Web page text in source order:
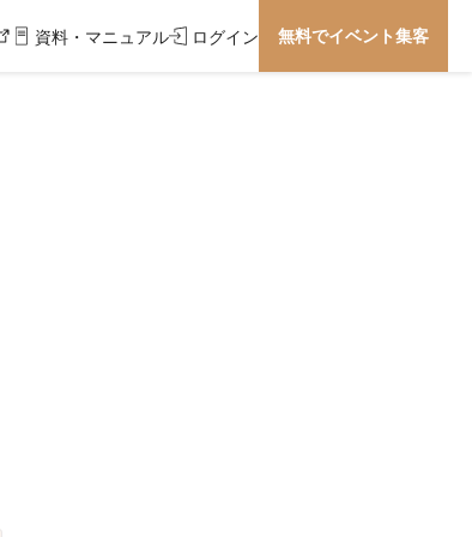
資料・マニュアル ログイン 無料でイベント集客